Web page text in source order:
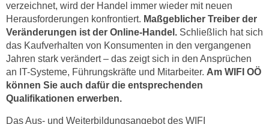
verzeichnet, wird der Handel immer wieder mit neuen
Herausforderungen konfrontiert. Maßgeblicher Treiber der
Veränderungen ist der Online-Handel. Schließlich hat sich
das Kaufverhalten von Konsumenten in den vergangenen
Jahren stark verändert – das zeigt sich in den Ansprüchen
an IT-Systeme, Führungskräfte und Mitarbeiter. Am WIFI OÖ
können Sie auch dafür die entsprechenden
Qualifikationen erwerben.
Das Aus- und Weiterbildungsangebot des WIFI
I
m
p
r
e
s
s
u